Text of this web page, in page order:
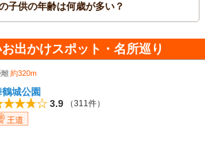
子供の年齢は何歳が多い？
出かけスポット・名所巡り
離約320m
鶴城公園
3.9
（311件）
王道